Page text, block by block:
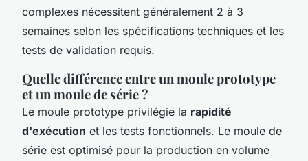
complexes nécessitent généralement 2 à 3
semaines selon les spécifications techniques et les
tests de validation requis.
Quelle différence entre un moule prototype
et un moule de série ?
Le moule prototype privilégie la rapidité
d'exécution et les tests fonctionnels. Le moule de
série est optimisé pour la production en volume